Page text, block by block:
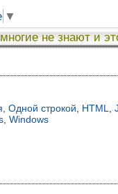
▼
не знают и
Одной строкой HTML
Windows